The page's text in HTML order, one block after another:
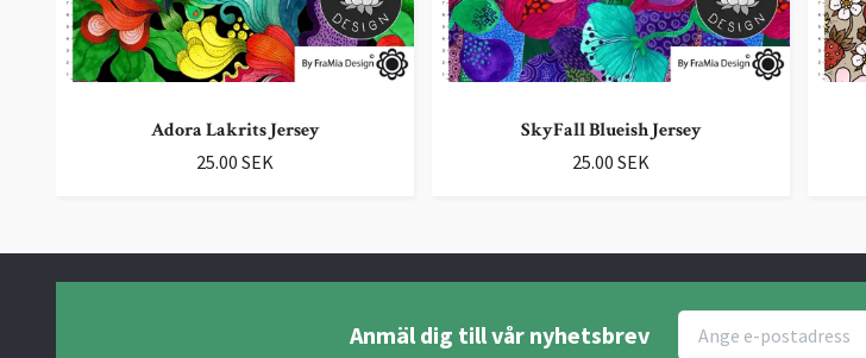
Adora Lakrits Jersey
25.00 SEK
SkyFall Blueish Jersey
25.00 SEK
Anmäl dig till vår nyhetsbrev